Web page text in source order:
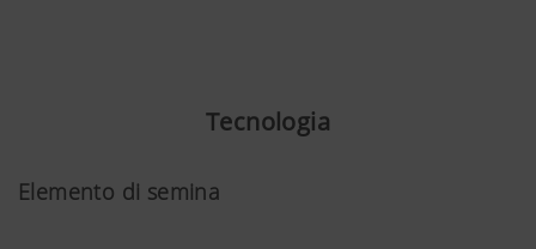
Tecnologia
Elemento di semina